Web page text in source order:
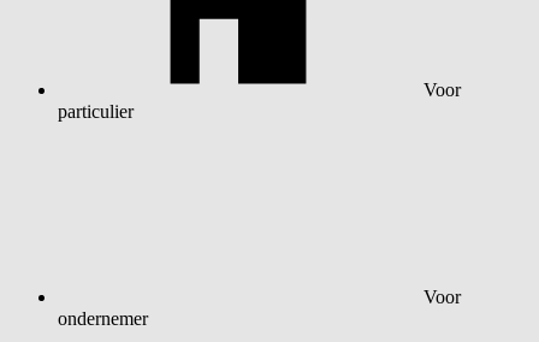
Voor
particulier
Voor
ondernemer